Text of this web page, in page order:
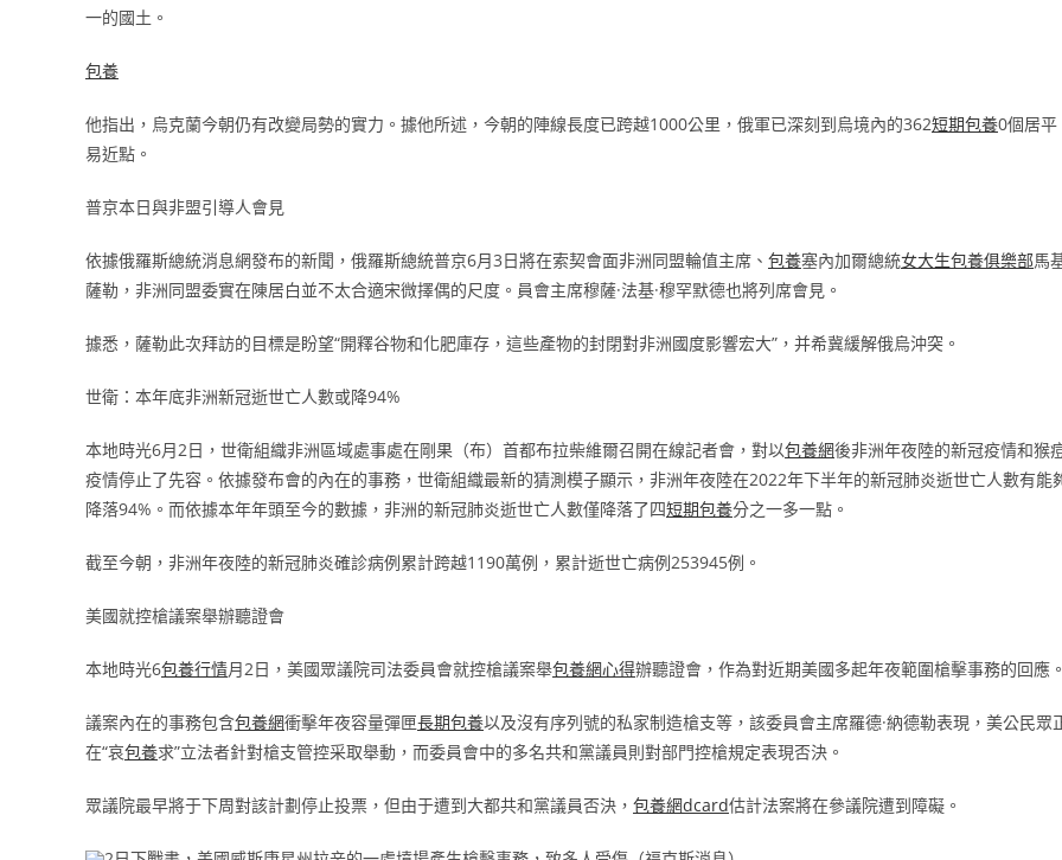
一的國土。
包養
他指出，烏克蘭今朝仍有改變局勢的實力。據他所述，今朝的陣線長度已跨越1000公里，俄軍已深刻到烏境內的362短期包養0個居平
易近點。
普京本日與非盟引導人會見
依據俄羅斯總統消息網發布的新聞，俄羅斯總統普京6月3日將在索契會面非洲同盟輪值主席、 包養塞內加爾總統女大生包養俱樂部馬
薩勒，非洲同盟委實在陳居白並不太合適宋微擇偶的尺度。員會主席穆薩·法基·穆罕默德也將列席會見。
據悉，薩勒此次拜訪的目標是盼望“開釋谷物和化肥庫存，這些產物的封閉對非洲國度影響宏大”，并希冀緩解俄烏沖突。
世衛：本年底非洲新冠逝世亡人數或降94%
本地時光6月2日，世衛組織非洲區域處事處在剛果（布）首都布拉柴維爾召開在線記者會，對以包養網後非洲年夜陸的新冠疫情和猴
疫情停止了先容。依據發布會的內在的事務，世衛組織最新的猜測模子顯示，非洲年夜陸在2022年下半年的新冠肺炎逝世亡人數有能
降落94%。而依據本年年頭至今的數據，非洲的新冠肺炎逝世亡人數僅降落了四短期包養分之一多一點。
截至今朝，非洲年夜陸的新冠肺炎確診病例累計跨越1190萬例，累計逝世亡病例253945例。
美國就控槍議案舉辦聽證會
本地時光6包養行情月2日，美國眾議院司法委員會就控槍議案舉包養網心得辦聽證會，作為對近期美國多起年夜範圍槍擊事務的回應。
議案內在的事務包含包養網衝擊年夜容量彈匣長期包養以及沒有序列號的私家制造槍支等，該委員會主席羅德·納德勒表現，美公民眾
在“哀包養求”立法者針對槍支管控采取舉動，而委員會中的多名共和黨議員則對部門控槍規定表現否決。
眾議院最早將于下周對該計劃停止投票，但由于遭到大都共和黨議員否決， 包養網dcard估計法案將在參議院遭到障礙。